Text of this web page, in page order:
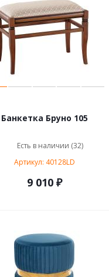
Банкетка Бруно 105
Есть в наличии (32)
Артикул: 40128LD
9 010 ₽